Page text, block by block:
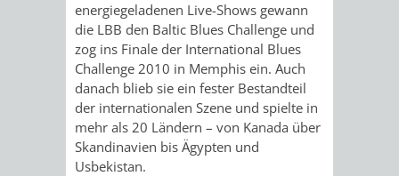
ORTSVEREINE
GESCHICHTE
energiegeladenen Live-Shows gewann
die LBB den Baltic Blues Challenge und
zog ins Finale der International Blues
Challenge 2010 in Memphis ein. Auch
danach blieb sie ein fester Bestandteil
der internationalen Szene und spielte in
mehr als 20 Ländern – von Kanada über
Skandinavien bis Ägypten und
Usbekistan.